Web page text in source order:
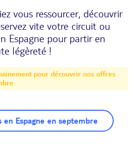
vous ressourcer, découvrir
vite votre circuit ou
Espagne pour partir en
légèreté !
pour découvrir nos offres
en Espagne en septembre